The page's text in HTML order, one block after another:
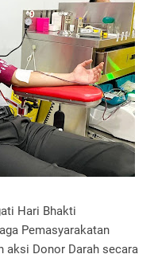
Hari Bhakti
Pemasyarakatan
aksi Donor Darah secara